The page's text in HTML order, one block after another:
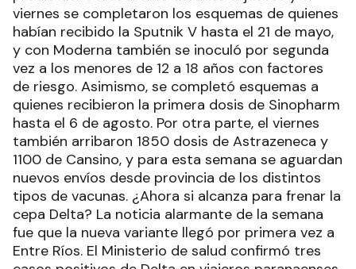
viernes se completaron los esquemas de quienes
habían recibido la Sputnik V hasta el 21 de mayo,
y con Moderna también se inoculó por segunda
vez a los menores de 12 a 18 años con factores
de riesgo. Asimismo, se completó esquemas a
quienes recibieron la primera dosis de Sinopharm
hasta el 6 de agosto. Por otra parte, el viernes
también arribaron 1850 dosis de Astrazeneca y
1100 de Cansino, y para esta semana se aguardan
nuevos envíos desde provincia de los distintos
tipos de vacunas. ¿Ahora si alcanza para frenar la
cepa Delta? La noticia alarmante de la semana
fue que la nueva variante llegó por primera vez a
Entre Ríos. El Ministerio de salud confirmó tres